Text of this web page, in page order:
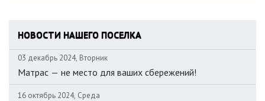
НОВОСТИ НАШЕГО ПОСЕЛКА
03 декабрь 2024, Вторник
Матрас — не место для ваших сбережений!
16 октябрь 2024, Среда